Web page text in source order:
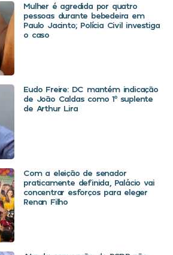
Mulher é agredida por quatro
pessoas durante bebedeira em
Paulo Jacinto; Polícia Civil investiga
o caso
Eudo Freire: DC mantém indicação
de João Caldas como 1º suplente
de Arthur Lira
Com a eleição de senador
praticamente definida, Palácio vai
concentrar esforços para eleger
Renan Filho